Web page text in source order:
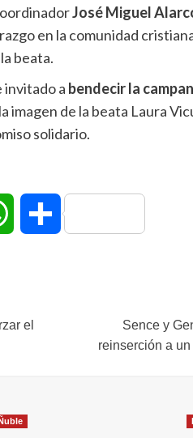
José Miguel
en la comunidad
beata.
invitado a bendecir la
imagen de la beata Laura
solidario.
WhatsAppCompartir
el
Sence y
reinserción a